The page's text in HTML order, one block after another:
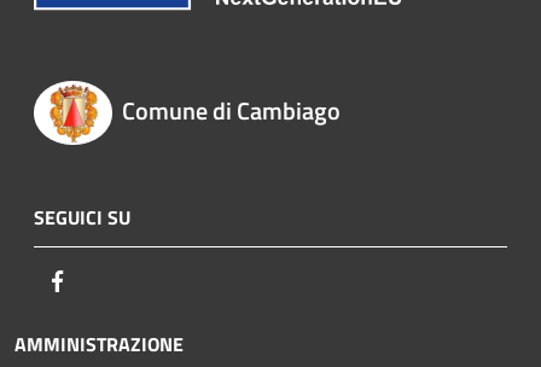
Comune di Cambiago
SEGUICI SU
AMMINISTRAZIONE